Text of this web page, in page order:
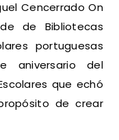
de Bibliotecas
portuguesas
aniversario del
que echó
de crear